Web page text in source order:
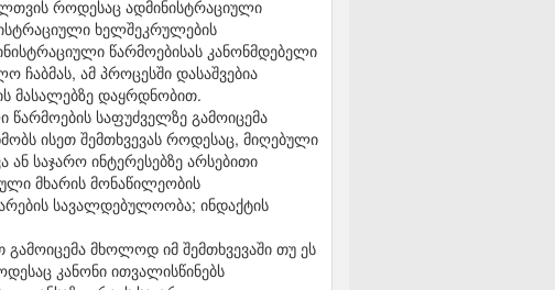
როდესაც ადმინისტრაციული
ხელშეკრულების
წარმოებისას კანონმდებელი
ამ პროცესში დასაშვებია
მასალებზე დაყრდნობით.
საფუძველზე გამოიცემა
ისეთ შემთხვევას როდესაც, მიღებული
საჯარო ინტერესებზე არსებითი
მხარის მონაწილეობის
სავალდებულოობა; ინდაქტის
მხოლოდ იმ შემთხვევაში თუ ეს
კანონი ითვალისწინებს